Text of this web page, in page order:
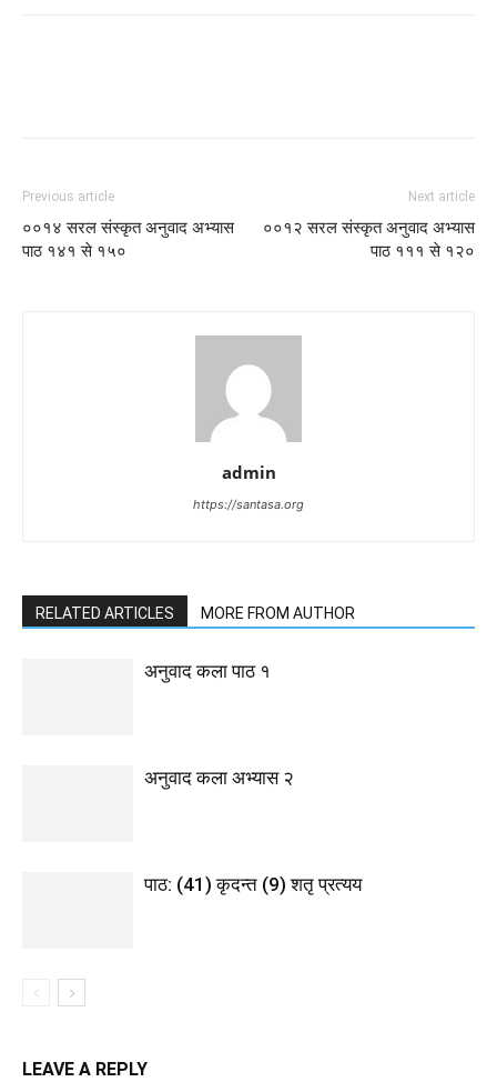
Previous article
००१४ सरल संस्कृत अनुवाद अभ्यास
पाठ १४१ से १५०
Next article
००१२ सरल संस्कृत अनुवाद अभ्यास
पाठ १११ से १२०
admin
https://santasa.org
RELATED ARTICLES MORE FROM AUTHOR
अनुवाद कला पाठ १
अनुवाद कला अभ्यास २
पाठ: (41) कृदन्त (9) शतृ प्रत्यय
LEAVE A REPLY